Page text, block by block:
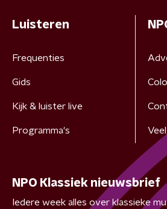
Luisteren
Frequenties
Gids
Kijk & luister live
Programma's
NPO Klassiek nieuwsbrief
Iedere week alles over klassieke